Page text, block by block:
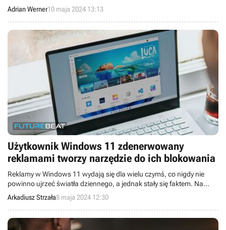
reklamach w płatnych grach. Kilka zespołów wydawcy już pracuje
nad takimi rozwiązaniami.
Adrian Werner10 maja 2024 13:13
Użytkownik Windows 11 zdenerwowany
reklamami tworzy narzędzie do ich blokowania
Reklamy w Windows 11 wydają się dla wielu czymś, co nigdy nie
powinno ujrzeć światła dziennego, a jednak stały się faktem. Na
szczęście da się je wyłączyć, w sposób prosty i w jednej aplikacji.
Arkadiusz Strzała8 maja 2024 12:30